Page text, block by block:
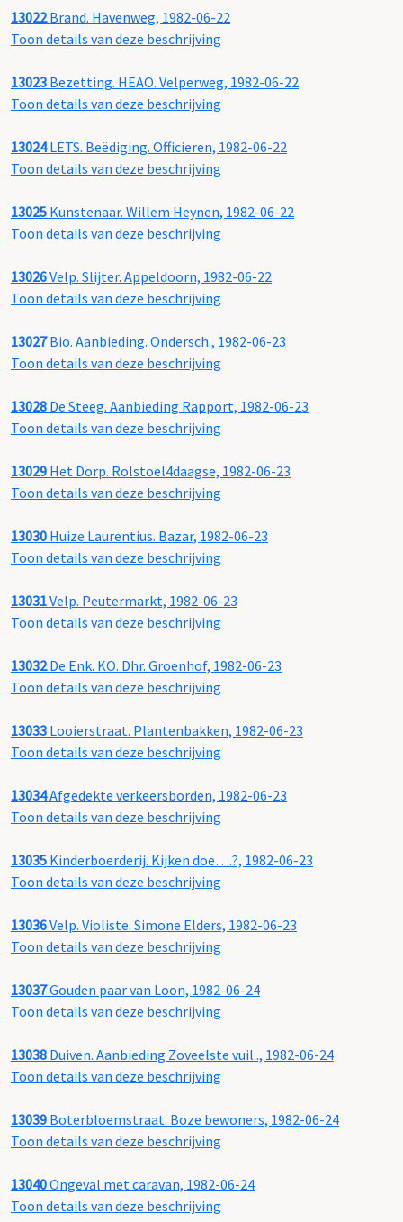
13022Brand. Havenweg, 1982-06-22
Toon details van deze beschrijving
13023 Bezetting. HEAO. Velperweg, 1982-06-22
Toon details van deze beschrijving
13024LETS. Beëdiging. Officieren, 1982-06-22
Toon details van deze beschrijving
13025 Kunstenaar. Willem Heynen, 1982-06-22
Toon details van deze beschrijving
13026Velp. Slijter. Appeldoorn, 1982-06-22
Toon details van deze beschrijving
13027Bio. Aanbieding. Ondersch., 1982-06-23
Toon details van deze beschrijving
13028 De Steeg. Aanbieding Rapport, 1982-06-23
Toon details van deze beschrijving
13029 Het Dorp. Rolstoel4daagse, 1982-06-23
Toon details van deze beschrijving
13030 Huize Laurentius. Bazar, 1982-06-23
Toon details van deze beschrijving
13031Velp. Peutermarkt, 1982-06-23
Toon details van deze beschrijving
13032De Enk. KO. Dhr. Groenhof, 1982-06-23
Toon details van deze beschrijving
13033 Looierstraat. Plantenbakken, 1982-06-23
Toon details van deze beschrijving
13034Afgedekte verkeersborden, 1982-06-23
Toon details van deze beschrijving
13035 Kinderboerderij. Kijken doe….?, 1982-06-23
Toon details van deze beschrijving
13036Velp. Violiste. Simone Elders, 1982-06-23
Toon details van deze beschrijving
13037Gouden paar van Loon, 1982-06-24
Toon details van deze beschrijving
13038 Duiven. Aanbieding Zoveelste vuil.., 1982-06-24
Toon details van deze beschrijving
13039 Boterbloemstraat. Boze bewoners, 1982-06-24
Toon details van deze beschrijving
13040Ongeval met caravan, 1982-06-24
Toon details van deze beschrijving